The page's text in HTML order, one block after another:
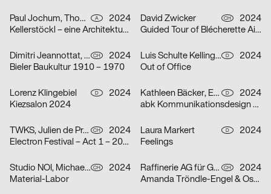
Paul Jochum, Thomas Sieberer A
2024
Kellerstöckl – eine Architekturtypologie im Südburgenland
David Zwicker CH
2024
Guided Tour of Blécherette Airport
Dimitri Jeannottat, Marjeta Morinc CH
2024
Bieler Baukultur 1910 – 1970
Luis Schulte Kellinghaus, Julius Geyer, Max Reichert D
2024
Out of Office
Lorenz Klingebiel D
2024
Kiezsalon 2024
Kathleen Bäcker, Emma Dreiucker, Julius Geyer, Max Reichert D
2024
abk Kommunikationsdesign Workshops
TWKS, Julien de Preux, Mathilde Veuthey CH
2024
Electron Festival – Act 1 – 2024
Laura Markert D
2024
Feelings
Studio NOI, Michael Lio CH
2024
Material-Labor
Raffinerie AG für Gestaltung CH
2024
Amanda Tröndle-Engel & Oskar Tröndle